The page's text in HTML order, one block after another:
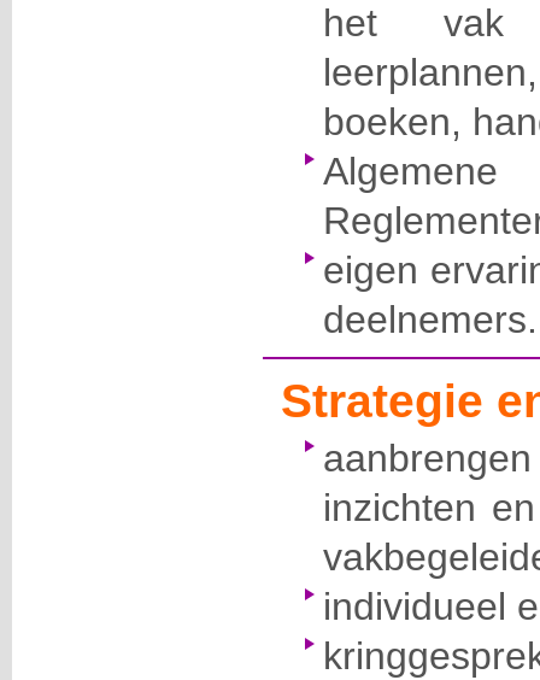
het
boeken,
eigen
deelnemers.
Strategie
inzichten
individueel